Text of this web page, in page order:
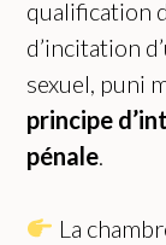
qualification
d’incitation
sexuel, puni
principe
pénale.
La